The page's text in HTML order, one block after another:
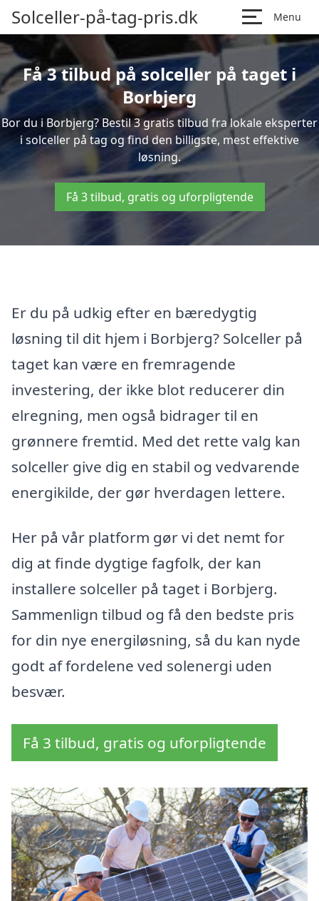
Solceller-på-tag-pris.dk Menu
Få 3 tilbud på solceller på taget i
Borbjerg
Bor du i Borbjerg? Bestil 3 gratis tilbud fra lokale eksperter
i solceller på tag og find den billigste, mest effektive
løsning.
Få 3 tilbud, gratis og uforpligtende
Er du på udkig efter en bæredygtig
løsning til dit hjem i Borbjerg? Solceller på
taget kan være en fremragende
investering, der ikke blot reducerer din
elregning, men også bidrager til en
grønnere fremtid. Med det rette valg kan
solceller give dig en stabil og vedvarende
energikilde, der gør hverdagen lettere.
Her på vår platform gør vi det nemt for
dig at finde dygtige fagfolk, der kan
installere solceller på taget i Borbjerg.
Sammenlign tilbud og få den bedste pris
for din nye energiløsning, så du kan nyde
godt af fordelene ved solenergi uden
besvær.
Få 3 tilbud, gratis og uforpligtende